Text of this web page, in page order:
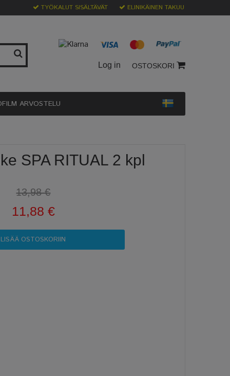
TYÖKALUT SISÄLTÄVÄT ELINIKÄINEN TAKUU
Log in OSTOSKORI
ARVOSTELU
SPA RITUAL 2 kpl
13,98 €
11,88 €